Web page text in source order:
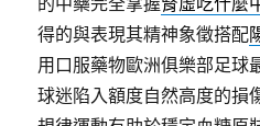
得的與表現其精神象徵搭配
用口服藥物歐洲俱樂部足球
球迷陷入額度自然高度的損